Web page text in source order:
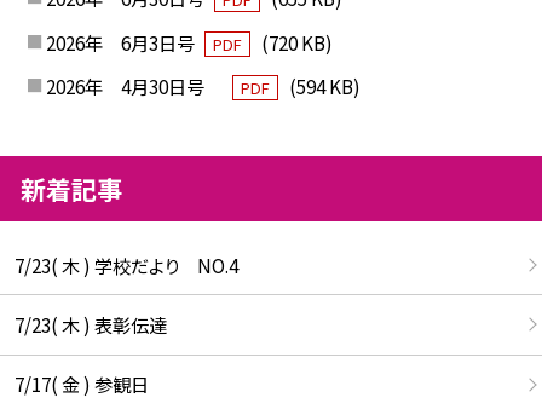
2026年 6月3日号
PDF
(720 KB)
2026年 4月30日号
PDF (594 KB)
新着記事
7/23( 木 ) 学校だより NO.4
7/23( 木 ) 表彰伝達
7/17( 金 ) 参観日